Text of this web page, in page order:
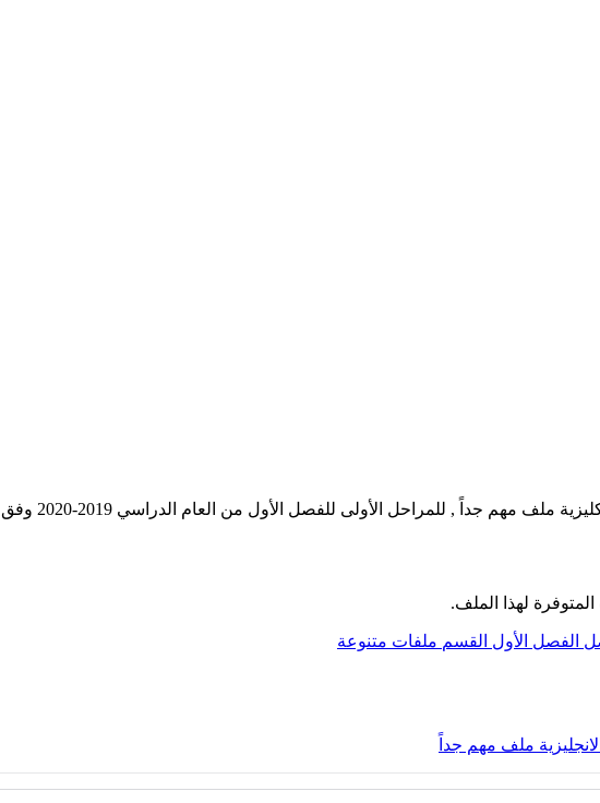
للفصل الأول من العام الدراسي 2019-2020 وفق المنهاج الإماراتي الحديث ----- مع التمنيات لجميع الطلبة بالنجاح والتفوق.
لهذا الملف.
الفصل الأول القسم ملفات متنوعة
ملف مهم جداً